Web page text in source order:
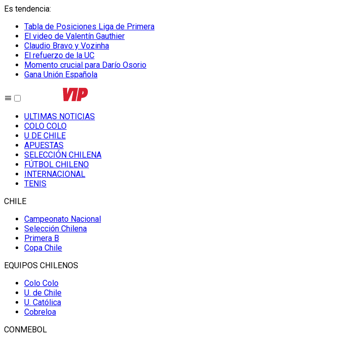
Es tendencia:
Tabla de Posiciones Liga de Primera
El video de Valentín Gauthier
Claudio Bravo y Vozinha
El refuerzo de la UC
Momento crucial para Darío Osorio
Gana Unión Española
ULTIMAS NOTICIAS
COLO COLO
U DE CHILE
APUESTAS
SELECCIÓN CHILENA
FÚTBOL CHILENO
INTERNACIONAL
TENIS
CHILE
Campeonato Nacional
Selección Chilena
Primera B
Copa Chile
EQUIPOS CHILENOS
Colo Colo
U. de Chile
U. Católica
Cobreloa
CONMEBOL